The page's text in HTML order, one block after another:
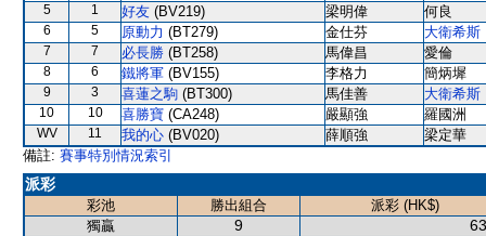
5 1 好友 (BV219) 梁明偉 何良
6 5 原動力 (BT279) 金仕芬 大衛希斯
7 7 必長勝 (BT258) 馬偉昌 愛倫
8 6 鐵將軍 (BV155) 李格力 簡炳墀
9 3 喜蓮之駒 (BT300) 馬佳善 大衛希斯
10 10 喜勝寶 (CA248) 嚴顯強 羅國洲
WV 11 我的心 (BV020) 薛順強
梁定華
備註: 賽事特別情況索引
派彩
彩池 勝出組合
派彩 (HK$)
獨贏
9